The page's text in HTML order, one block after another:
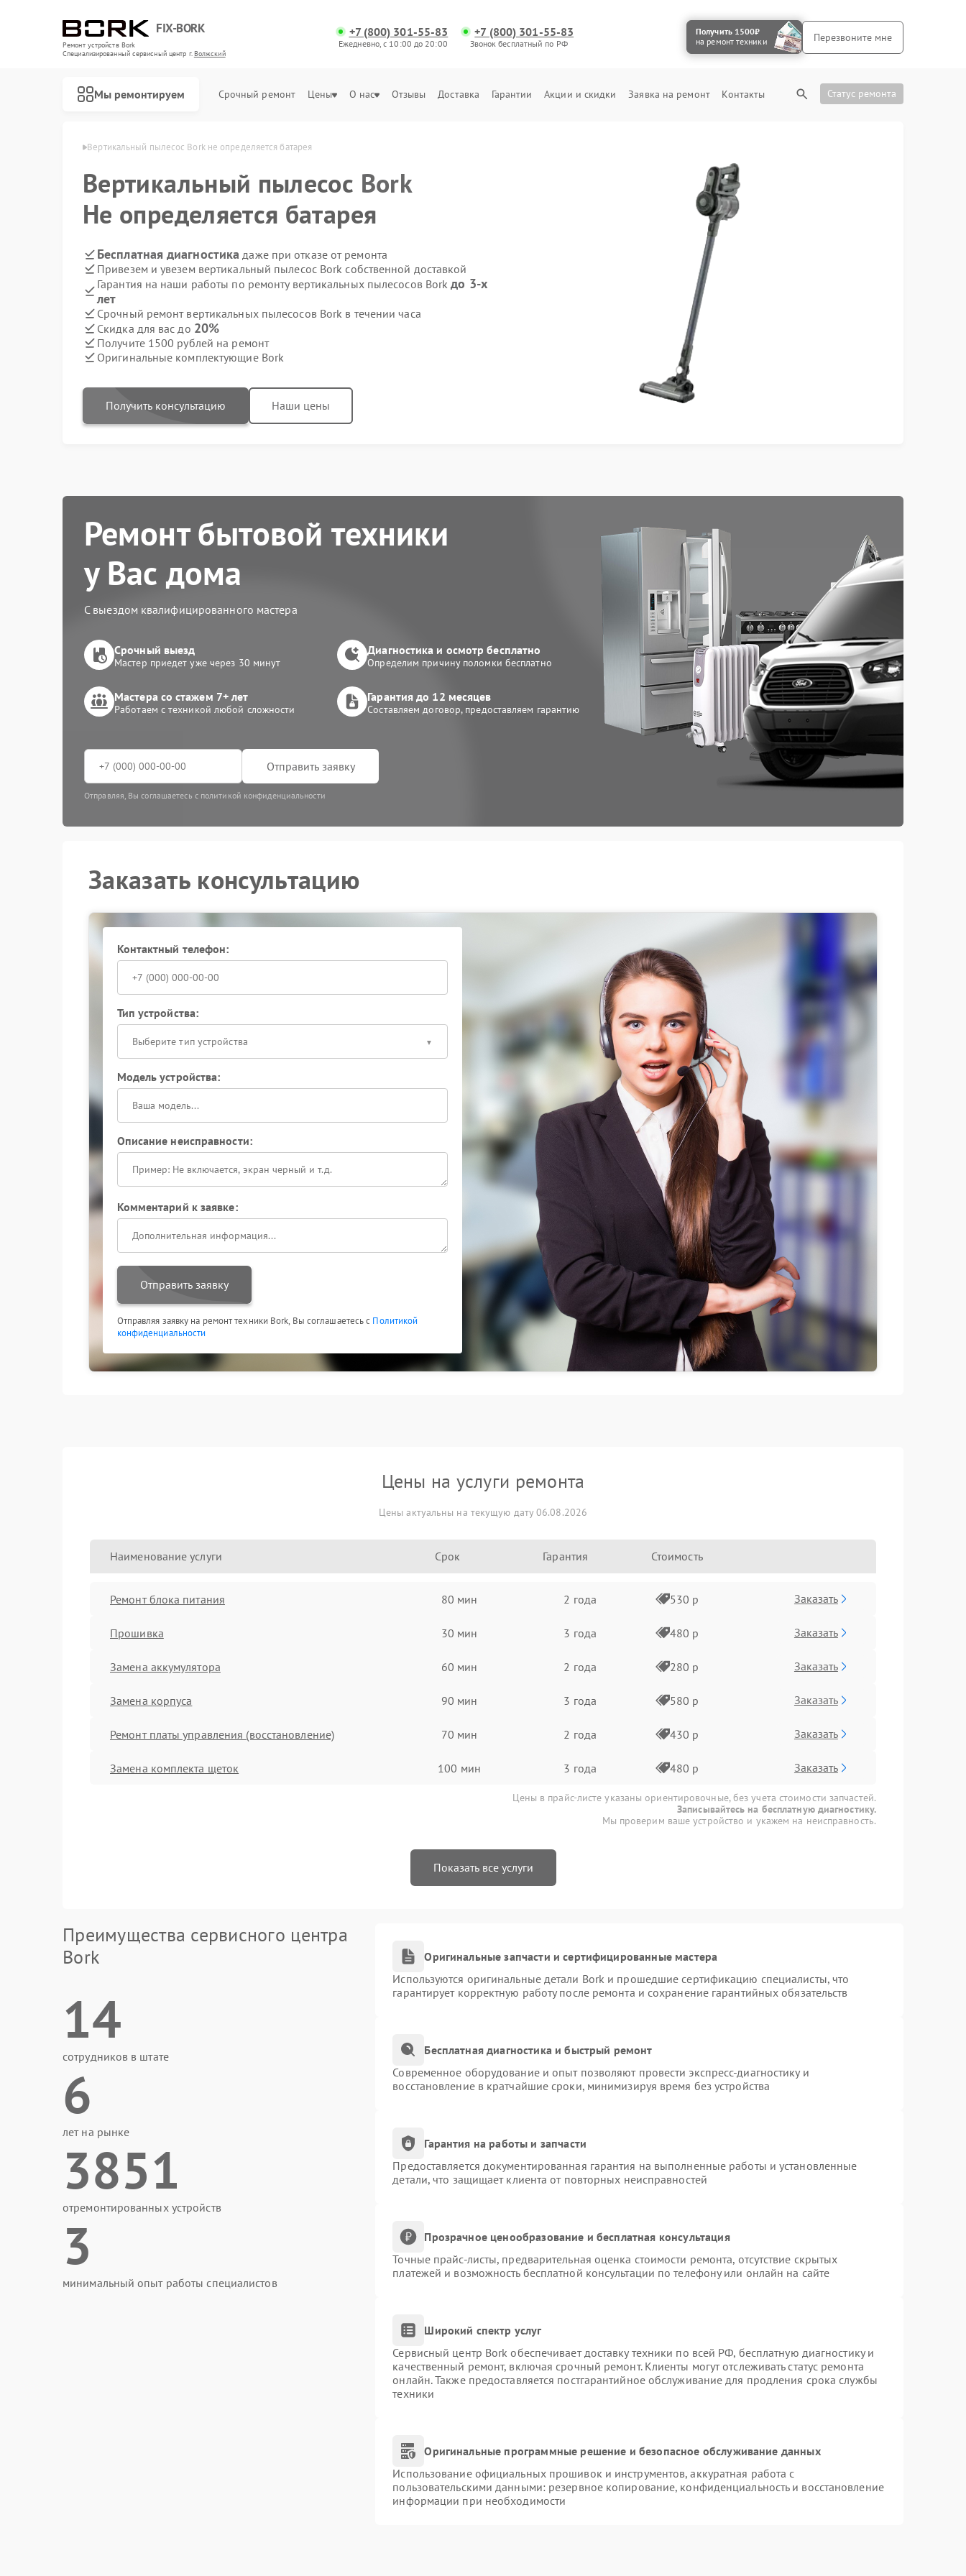
FIX-BORK
Ремонт устройств Bork
Специализированный cервисный центр г.Волжский
+7 (800) 301-55-83
Ежедневно, с 10:00 до 20:00
+7 (800) 301-55-83
Звонок бесплатный по РФ
Получить 1500₽
на ремонт техники
Перезвоните мне
Мы ремонтируем Срочный ремонт Цены О нас Отзывы Доставка Гарантии Акции и скидки Заявка на ремонт Контакты Статус ремонта
Bork в Волжском Вертикальный пылесос Bork не определяется батарея
Вертикальный пылесос Bork
Не определяется батарея
Бесплатная диагностика даже при отказе от ремонта
Привезем и увезем вертикальный пылесос Bork собственной доставкой
Гарантия на наши работы по ремонту вертикальных пылесосов Borkдо 3-х
лет
Срочный ремонт вертикальных пылесосов Bork в течении часа
Скидка для вас до 20%
Получите 1500 рублей на ремонт
Оригинальные комплектующие Bork
Получить консультацию Наши цены
Ремонт бытовой техники
у Вас дома
С выездом квалифицированного мастера
Срочный выезд
Мастер приедет уже через 30 минут
Диагностика и осмотр бесплатно
Определим причину поломки бесплатно
Мастера со стажем 7+ лет
Работаем с техникой любой сложности
Гарантия до 12 месяцев
Составляем договор, предоставляем гарантию
Отправить заявку
Отправляя, Вы соглашаетесь с политикой конфиденциальности
Заказать консультацию
Контактный телефон:
Тип устройства:
Выберите тип устройства
Модель устройства:
Описание неисправности:
Комментарий к заявке:
Отправить заявку
Отправляя заявку на ремонт техники Bork, Вы соглашаетесь с Политикой
конфиденциальности
Цены на услуги ремонта
Цены актуальны на текущую дату 06.08.2026
Наименование услуги Срок Гарантия Стоимость
Ремонт блока питания 80 мин 2 года 530 р Заказать
Прошивка 30 мин 3 года 480 р Заказать
Замена аккумулятора 60 мин 2 года 280 р Заказать
Замена корпуса 90 мин 3 года 580 р Заказать
Ремонт платы управления (восстановление) 70 мин 2 года 430 р Заказать
Замена комплекта щеток 100 мин 3 года 480 р Заказать
Цены в прайс-листе указаны ориентировочные, без учета стоимости запчастей.
Записывайтесь на бесплатную диагностику.
Мы проверим ваше устройство и укажем на неисправность.
Показать все услуги
Преимущества сервисного центра
Bork
14
сотрудников в штате
6
лет на рынке
3851
отремонтированных устройств
3
минимальный опыт работы специалистов
Оригинальные запчасти и сертифицированные мастера
Используются оригинальные детали Bork и прошедшие сертификацию специалисты, что
гарантирует корректную работу после ремонта и сохранение гарантийных обязательств
Бесплатная диагностика и быстрый ремонт
Современное оборудование и опыт позволяют провести экспресс-диагностику и
восстановление в кратчайшие сроки, минимизируя время без устройства
Гарантия на работы и запчасти
Предоставляется документированная гарантия на выполненные работы и установленные
детали, что защищает клиента от повторных неисправностей
Прозрачное ценообразование и бесплатная консультация
Точные прайс-листы, предварительная оценка стоимости ремонта, отсутствие скрытых
платежей и возможность бесплатной консультации по телефону или онлайн на сайте
Широкий спектр услуг
Сервисный центр Bork обеспечивает доставку техники по всей РФ, бесплатную диагностику и
качественный ремонт, включая срочный ремонт. Клиенты могут отслеживать статус ремонта
онлайн. Также предоставляется постгарантийное обслуживание для продления срока службы
техники
Оригинальные программные решение и безопасное обслуживание данных
Использование официальных прошивок и инструментов, аккуратная работа с
пользовательскими данными: резервное копирование, конфиденциальность и восстановление
информации при необходимости